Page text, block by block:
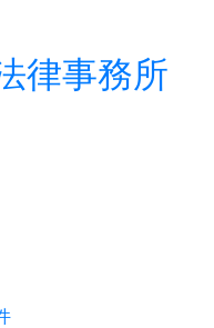
律事務所